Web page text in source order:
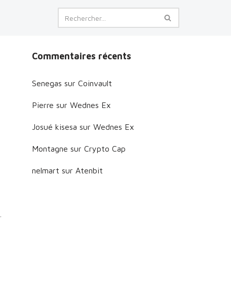
Commentaires récents
Senegas sur Coinvault
Pierre sur Wednes Ex
Josué kisesa sur Wednes Ex
Montagne sur Crypto Cap
nelmart sur Atenbit